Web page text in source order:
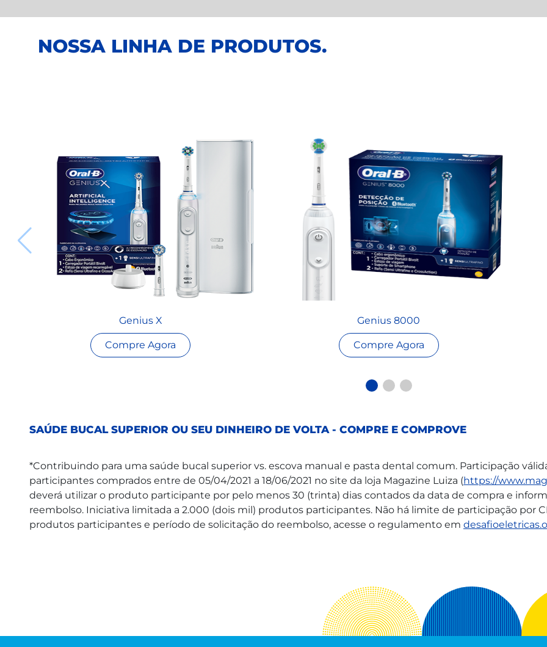
NOSSA LINHA DE PRODUTOS.
Genius X
Compre Agora
Genius 8000
Compre Agora
SAÚDE BUCAL SUPERIOR OU SEU DINHEIRO DE VOLTA - COMPRE E COMPROVE
*Contribuindo para uma saúde bucal superior vs. escova manual e pasta dental comum. Participação
participantes comprados entre de 05/04/2021 a 18/06/2021 no site da loja Magazine Luiza (https://
deverá utilizar o produto participante por pelo menos 30 (trinta) dias contados da data de compra e
reembolso. Iniciativa limitada a 2.000 (dois mil) produtos participantes. Não há limite de participação por
produtos participantes e período de solicitação do reembolso, acesse o regulamento em